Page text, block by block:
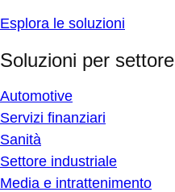
Esplora le soluzioni
Soluzioni per settore
Automotive
Servizi finanziari
Sanità
Settore industriale
Media e intrattenimento